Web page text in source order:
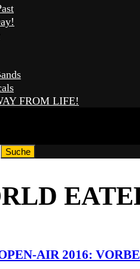
FROM LIFE!
AIR 2016: